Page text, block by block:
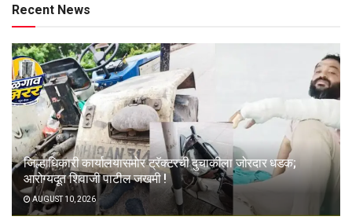
Recent News
जिल्हाधिकारी कार्यालयासमोर ट्रॅक्टरची दुचाकीला जोरदार धडक;
आरोग्यदूत शिवाजी पाटील जखमी !
AUGUST 10, 2026